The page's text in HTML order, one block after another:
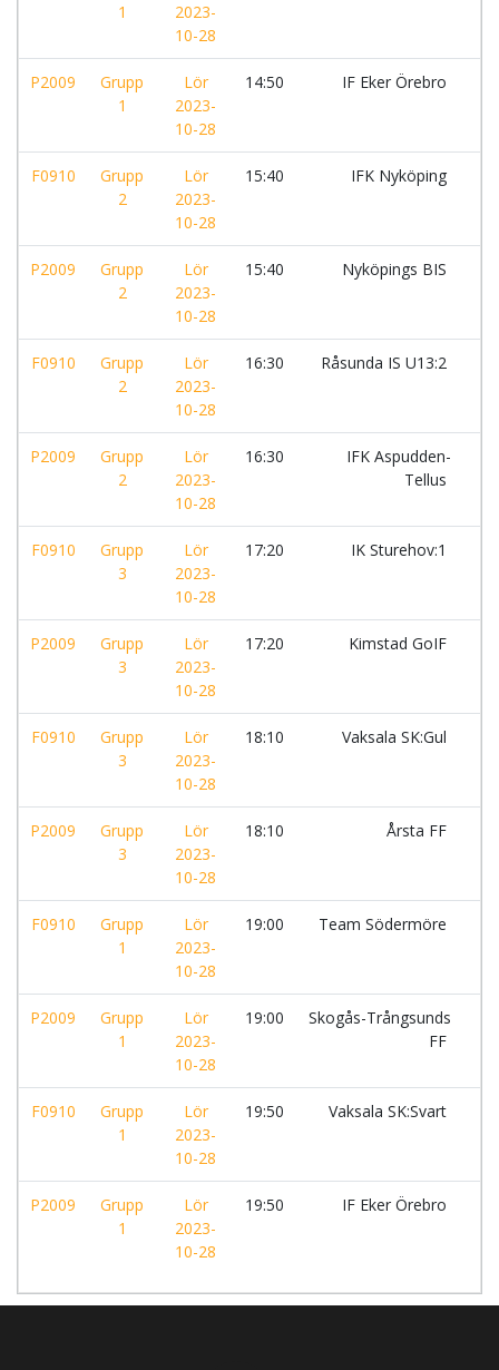
1
2023-
10-28
P2009
Grupp
1
Lör
2023-
10-28
14:50 IF Eker Örebro
F0910
Grupp
2
Lör
2023-
10-28
15:40 IFK Nyköping
P2009
Grupp
2
Lör
2023-
10-28
15:40 Nyköpings BIS
F0910
Grupp
2
Lör
2023-
10-28
16:30 Råsunda IS U13:2
P2009
Grupp
2
Lör
2023-
10-28
16:30
IFK Aspudden-
Tellus
F0910
Grupp
3
Lör
2023-
10-28
17:20 IK Sturehov:1
P2009
Grupp
3
Lör
2023-
10-28
17:20 Kimstad GoIF
F0910
Grupp
3
Lör
2023-
10-28
18:10 Vaksala SK:Gul
P2009
Grupp
3
Lör
2023-
10-28
18:10 Årsta FF
F0910
Grupp
1
Lör
2023-
10-28
19:00 Team Södermöre
P2009
Grupp
1
Lör
2023-
10-28
19:00
Skogås-Trångsunds
FF
F0910
Grupp
1
Lör
2023-
10-28
19:50 Vaksala SK:Svart
P2009
Grupp
1
Lör
2023-
10-28
19:50 IF Eker Örebro